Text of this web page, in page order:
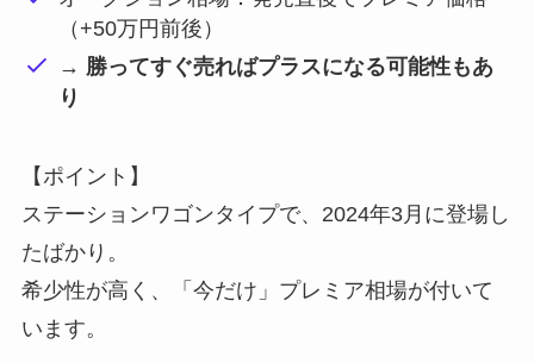
（+50万円前後）
→ 勝ってすぐ売ればプラスになる可能性もあ
り
【ポイント】
ステーションワゴンタイプで、2024年3月に登場し
たばかり。
希少性が高く、「今だけ」プレミア相場が付いて
います。